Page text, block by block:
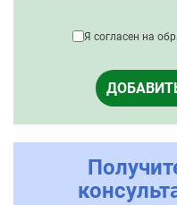
Я согласен на